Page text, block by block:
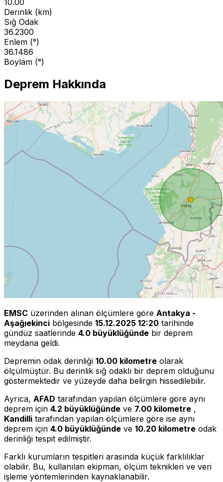
Derinlik (km)
Sığ Odak
36.2300
Enlem (°)
36.1486
Boylam (°)
Deprem Hakkında
EMSC üzerinden alınan ölçümlere göre Antakya -
Aşağıekinci bölgesinde 15.12.2025 12:20 tarihinde
gündüz saatlerinde 4.0 büyüklüğünde bir deprem
meydana geldi.
Depremin odak derinliği 10.00 kilometre olarak
ölçülmüştür. Bu derinlik sığ odaklı bir deprem olduğunu
göstermektedir ve yüzeyde daha belirgin hissedilebilir.
Ayrıca, AFAD tarafından yapılan ölçümlere göre aynı
deprem için 4.2 büyüklüğünde ve 7.00 kilometre ,
Kandilli tarafından yapılan ölçümlere göre ise aynı
deprem için 4.0 büyüklüğünde ve 10.20 kilometre odak
derinliği tespit edilmiştir.
Farklı kurumların tespitleri arasında küçük farklılıklar
olabilir. Bu, kullanılan ekipman, ölçüm teknikleri ve veri
işleme yöntemlerinden kaynaklanabilir.